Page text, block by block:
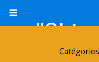
Catégories